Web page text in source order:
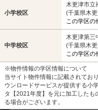
小学校区
木更津市立
(千葉県木
この学区の
中学校区
木更津第三
(千葉県木
この学区の
※物件情報の学区情報について
当サイト物件情報に記載されてお
ウンロードサービスが提供する小
タ【2021年度】を元に加工したも
る場合がございます。